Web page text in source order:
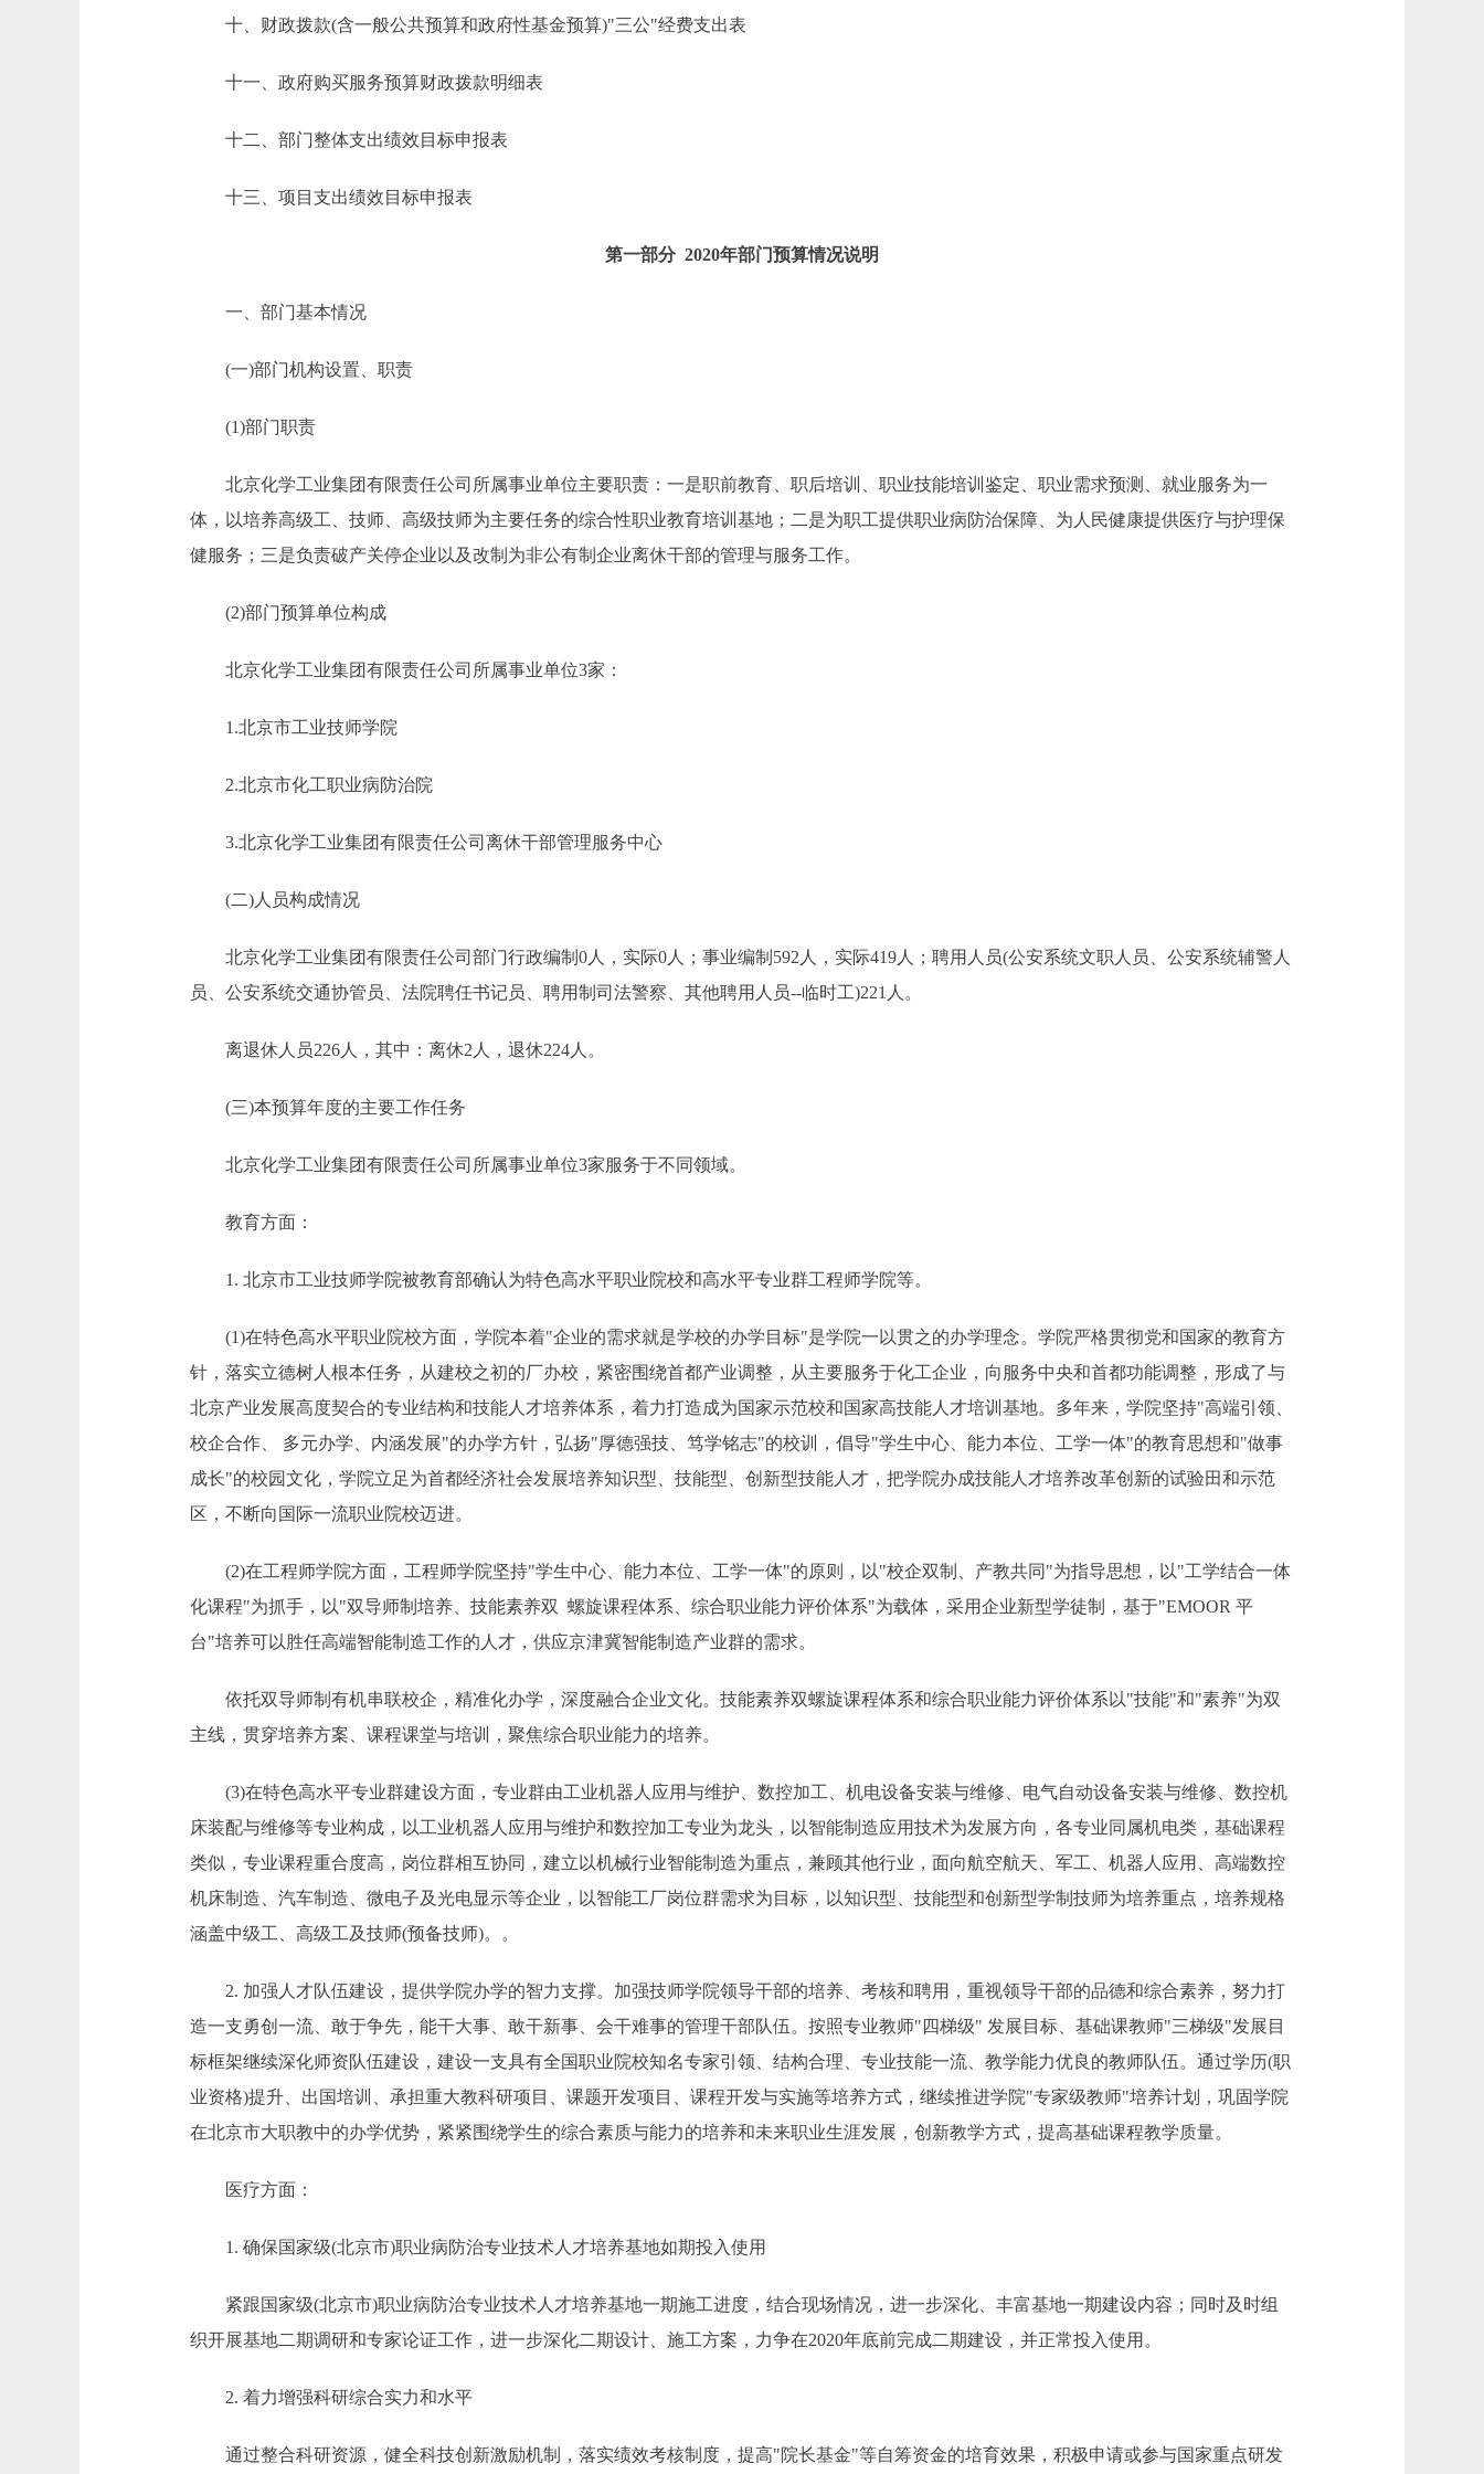
十、财政拨款(含一般公共预算和政府性基金预算)"三公"经费支出表
十一、政府购买服务预算财政拨款明细表
十二、部门整体支出绩效目标申报表
十三、项目支出绩效目标申报表
第一部分 2020年部门预算情况说明
一、部门基本情况
(一)部门机构设置、职责
(1)部门职责
北京化学工业集团有限责任公司所属事业单位主要职责：一是职前教育、职后培训、职业技能培训鉴定、职业需求预测、就业服务为一
体，以培养高级工、技师、高级技师为主要任务的综合性职业教育培训基地；二是为职工提供职业病防治保障、为人民健康提供医疗与护理保
健服务；三是负责破产关停企业以及改制为非公有制企业离休干部的管理与服务工作。
(2)部门预算单位构成
北京化学工业集团有限责任公司所属事业单位3家：
1.北京市工业技师学院
2.北京市化工职业病防治院
3.北京化学工业集团有限责任公司离休干部管理服务中心
(二)人员构成情况
北京化学工业集团有限责任公司部门行政编制0人，实际0人；事业编制592人，实际419人；聘用人员(公安系统文职人员、公安系统辅警人
员、公安系统交通协管员、法院聘任书记员、聘用制司法警察、其他聘用人员--临时工)221人。
离退休人员226人，其中：离休2人，退休224人。
(三)本预算年度的主要工作任务
北京化学工业集团有限责任公司所属事业单位3家服务于不同领域。
教育方面：
1. 北京市工业技师学院被教育部确认为特色高水平职业院校和高水平专业群工程师学院等。
(1)在特色高水平职业院校方面，学院本着"企业的需求就是学校的办学目标"是学院一以贯之的办学理念。学院严格贯彻党和国家的教育方
针，落实立德树人根本任务，从建校之初的厂办校，紧密围绕首都产业调整，从主要服务于化工企业，向服务中央和首都功能调整，形成了与
北京产业发展高度契合的专业结构和技能人才培养体系，着力打造成为国家示范校和国家高技能人才培训基地。多年来，学院坚持"高端引领、
校企合作、 多元办学、内涵发展"的办学方针，弘扬"厚德强技、笃学铭志"的校训，倡导"学生中心、能力本位、工学一体"的教育思想和"做事
成长"的校园文化，学院立足为首都经济社会发展培养知识型、技能型、创新型技能人才，把学院办成技能人才培养改革创新的试验田和示范
区，不断向国际一流职业院校迈进。
(2)在工程师学院方面，工程师学院坚持"学生中心、能力本位、工学一体"的原则，以"校企双制、产教共同"为指导思想，以"工学结合一体
化课程"为抓手，以"双导师制培养、技能素养双 螺旋课程体系、综合职业能力评价体系"为载体，采用企业新型学徒制，基于"EMOOR 平
台"培养可以胜任高端智能制造工作的人才，供应京津冀智能制造产业群的需求。
依托双导师制有机串联校企，精准化办学，深度融合企业文化。技能素养双螺旋课程体系和综合职业能力评价体系以"技能"和"素养"为双
主线，贯穿培养方案、课程课堂与培训，聚焦综合职业能力的培养。
(3)在特色高水平专业群建设方面，专业群由工业机器人应用与维护、数控加工、机电设备安装与维修、电气自动设备安装与维修、数控机
床装配与维修等专业构成，以工业机器人应用与维护和数控加工专业为龙头，以智能制造应用技术为发展方向，各专业同属机电类，基础课程
类似，专业课程重合度高，岗位群相互协同，建立以机械行业智能制造为重点，兼顾其他行业，面向航空航天、军工、机器人应用、高端数控
机床制造、汽车制造、微电子及光电显示等企业，以智能工厂岗位群需求为目标，以知识型、技能型和创新型学制技师为培养重点，培养规格
涵盖中级工、高级工及技师(预备技师)。。
2. 加强人才队伍建设，提供学院办学的智力支撑。加强技师学院领导干部的培养、考核和聘用，重视领导干部的品德和综合素养，努力打
造一支勇创一流、敢于争先，能干大事、敢干新事、会干难事的管理干部队伍。按照专业教师"四梯级" 发展目标、基础课教师"三梯级"发展目
标框架继续深化师资队伍建设，建设一支具有全国职业院校知名专家引领、结构合理、专业技能一流、教学能力优良的教师队伍。通过学历(职
业资格)提升、出国培训、承担重大教科研项目、课题开发项目、课程开发与实施等培养方式，继续推进学院"专家级教师"培养计划，巩固学院
在北京市大职教中的办学优势，紧紧围绕学生的综合素质与能力的培养和未来职业生涯发展，创新教学方式，提高基础课程教学质量。
医疗方面：
1. 确保国家级(北京市)职业病防治专业技术人才培养基地如期投入使用
紧跟国家级(北京市)职业病防治专业技术人才培养基地一期施工进度，结合现场情况，进一步深化、丰富基地一期建设内容；同时及时组
织开展基地二期调研和专家论证工作，进一步深化二期设计、施工方案，力争在2020年底前完成二期建设，并正常投入使用。
2. 着力增强科研综合实力和水平
通过整合科研资源，健全科技创新激励机制，落实绩效考核制度，提高"院长基金"等自筹资金的培育效果，积极申请或参与国家重点研发